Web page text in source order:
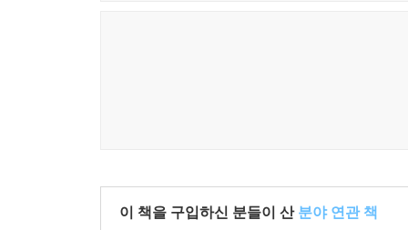
이 책을 구입하신 분들이 산 분야 연관 책